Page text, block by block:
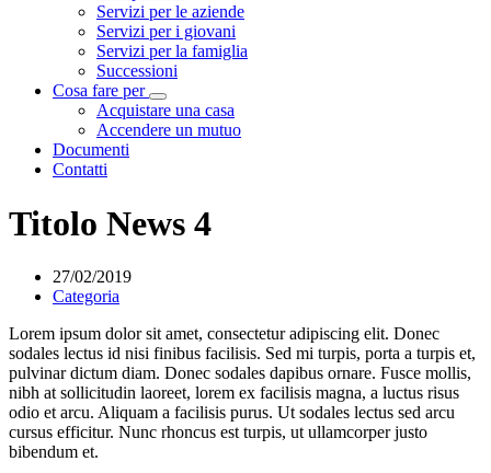
Servizi per le aziende
Servizi per i giovani
Servizi per la famiglia
Successioni
Cosa fare per
Visualizza menù di secondo livello
Acquistare una casa
Accendere un mutuo
Documenti
Contatti
Titolo News 4
27/02/2019
Categoria
Lorem ipsum dolor sit amet, consectetur adipiscing elit. Donec
sodales lectus id nisi finibus facilisis. Sed mi turpis, porta a turpis et,
pulvinar dictum diam. Donec sodales dapibus ornare. Fusce mollis,
nibh at sollicitudin laoreet, lorem ex facilisis magna, a luctus risus
odio et arcu. Aliquam a facilisis purus. Ut sodales lectus sed arcu
cursus efficitur. Nunc rhoncus est turpis, ut ullamcorper justo
bibendum et.